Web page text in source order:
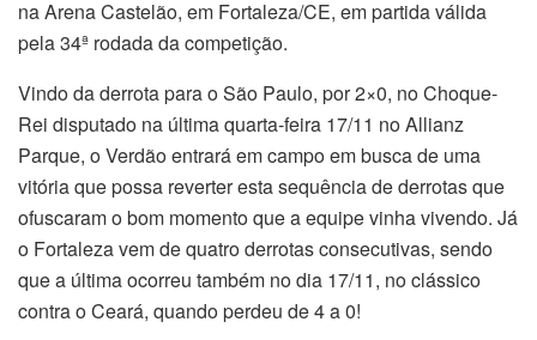
na Arena Castelão, em Fortaleza/CE, em partida válida
pela 34ª rodada da competição.
Vindo da derrota para o São Paulo, por 2×0, no Choque-
Rei disputado na última quarta-feira 17/11 no Allianz
Parque, o Verdão entrará em campo em busca de uma
vitória que possa reverter esta sequência de derrotas que
ofuscaram o bom momento que a equipe vinha vivendo. Já
o Fortaleza vem de quatro derrotas consecutivas, sendo
que a última ocorreu também no dia 17/11, no clássico
contra o Ceará, quando perdeu de 4 a 0!